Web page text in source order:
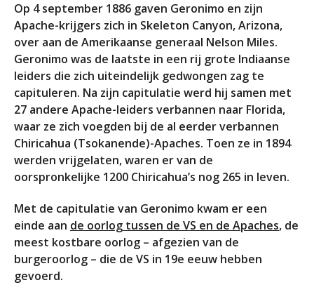
Op 4 september 1886 gaven Geronimo en zijn
Apache-krijgers zich in Skeleton Canyon, Arizona,
over aan de Amerikaanse generaal Nelson Miles.
Geronimo was de laatste in een rij grote Indiaanse
leiders die zich uiteindelijk gedwongen zag te
capituleren. Na zijn capitulatie werd hij samen met
27 andere Apache-leiders verbannen naar Florida,
waar ze zich voegden bij de al eerder verbannen
Chiricahua (Tsokanende)-Apaches. Toen ze in 1894
werden vrijgelaten, waren er van de
oorspronkelijke 1200 Chiricahua’s nog 265 in leven.
Met de capitulatie van Geronimo kwam er een
einde aan de oorlog tussen de VS en de Apaches, de
meest kostbare oorlog – afgezien van de
burgeroorlog – die de VS in 19e eeuw hebben
gevoerd.